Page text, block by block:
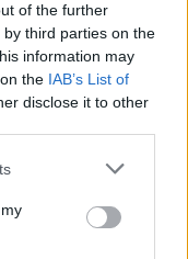
of the further
third parties on the
information may
the IAB’s List of
disclose it to other
eKAI.pl za
naszą
tutaj.